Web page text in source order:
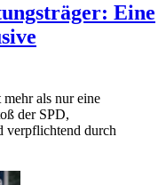
Eine
als nur eine
der SPD,
verpflichtend durch